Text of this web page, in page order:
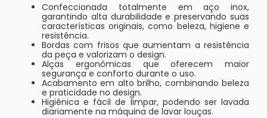
Confeccionada totalmente em aço inox,
garantindo alta durabilidade e preservando suas
características originais, como beleza, higiene e
resistência.
Bordas com frisos que aumentam a resistência
da peça e valorizam o design.
Alças ergonômicas que oferecem maior
segurança e conforto durante o uso.
Acabamento em alto brilho, combinando beleza
e praticidade no design.
Higiênica e fácil de limpar, podendo ser lavada
diariamente na máquina de lavar louças.